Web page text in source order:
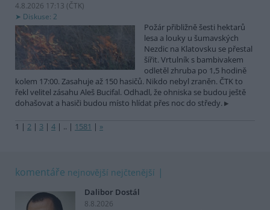
4.8.2026 17:13 (ČTK)
Diskuse: 2
Požár přibližně šesti hektarů
lesa a louky u šumavských
Nezdic na Klatovsku se přestal
šířit. Vrtulník s bambivakem
odletěl zhruba po 1,5 hodině
kolem 17:00. Zasahuje až 150 hasičů. Nikdo nebyl zraněn. ČTK to
řekl velitel zásahu Aleš Bucifal. Odhadl, že ohniska se budou ještě
dohašovat a hasiči budou místo hlídat přes noc do středy.
1 | 2 | 3 | 4 | .. | 1581 | »
komentáře nejnovější nejčtenější
Dalibor Dostál
8.8.2026